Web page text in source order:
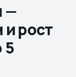
—
и рост
5